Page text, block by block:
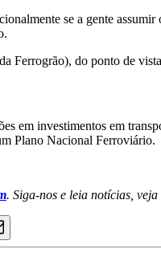
se a gente
Ferrogrão), do ponto de
em investimentos em
Plano Nacional Ferroviário.
. Siga-nos e leia notícias,